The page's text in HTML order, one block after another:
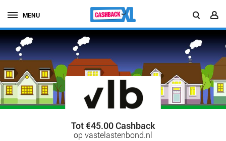
MENU
Tot €45.00 Cashback
op vastelastenbond.nl